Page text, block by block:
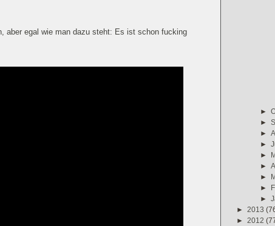
aber egal wie man dazu steht: Es ist schon fucking
►
►
►
►
►
►
►
►
►
► 2013
► 2012